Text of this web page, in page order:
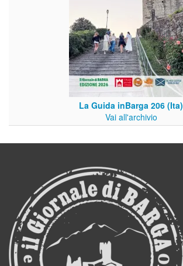
La Guida inBarga 206 (Ita)
Vai all'archivio